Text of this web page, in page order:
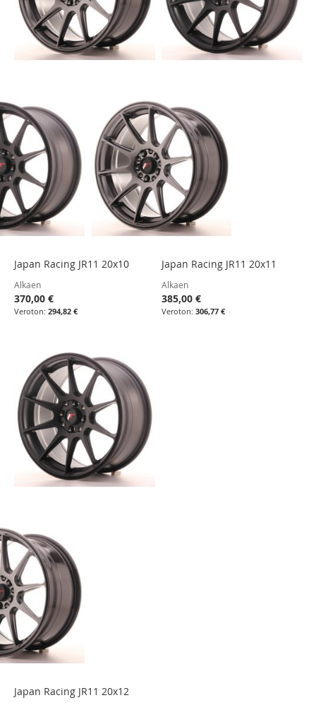
Japan Racing JR11 20x10
Alkaen
370,00 €
294,82 €
Japan Racing JR11 20x11
Alkaen
385,00 €
306,77 €
Japan Racing JR11 20x12